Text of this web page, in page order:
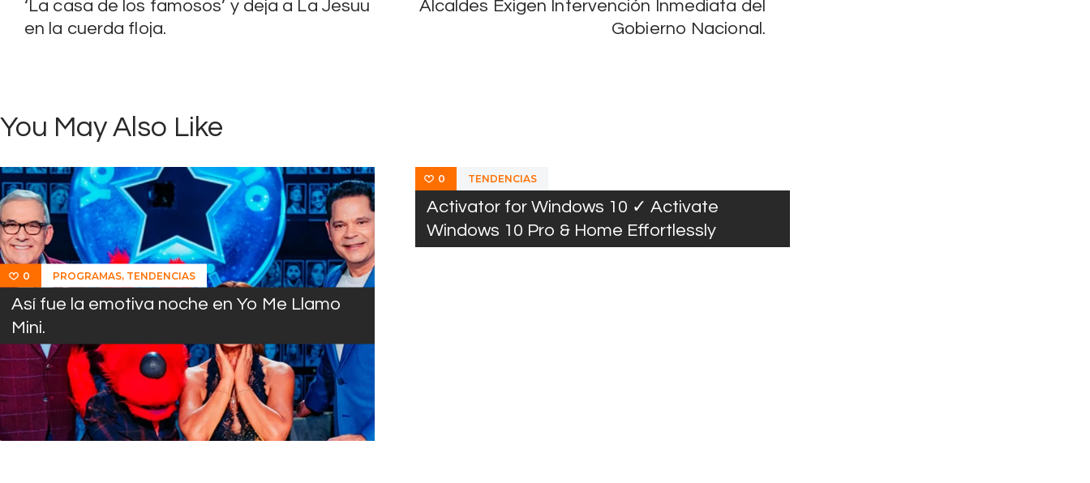
entradas
‘La casa de los famosos’ y deja a La Jesuu
en la cuerda floja.
Alcaldes Exigen Intervención Inmediata del
Gobierno Nacional.
You May Also Like
0 PROGRAMAS, TENDENCIAS
Así fue la emotiva noche en Yo Me Llamo
Mini.
0 TENDENCIAS
Activator for Windows 10 ✓ Activate
Windows 10 Pro & Home Effortlessly